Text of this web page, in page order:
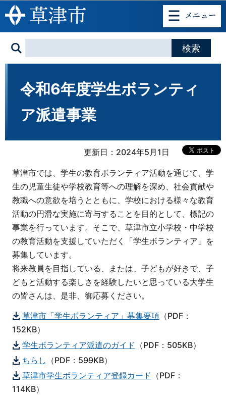
このページの本文へ移動
令和6年度学生ボランティ
ア派遣事業
更新日：2024年5月1日
草津市では、学生の教育ボランティア活動を通じて、学
生の児童生徒や学校教育等への理解を深め、社会貢献や
教職への意欲を培うとともに、学校における様々な教育
活動の円滑な実施に寄与することを目的として、標記の
事業を行っています。そこで、草津市立小学校・中学校
の教育活動を支援していただく「学生ボランティア」を
募集しています。
将来教員を目指している、または、子どもが好きで、子
どもと活動する楽しさを経験したいと思っている大学生
の皆さんは、是非、御応募ください。
草津市「学生ボランティア」募集要項（PDF：
152KB）
学生ボランティア派遣のガイド （PDF：505KB）
ちらし （PDF：599KB）
草津市学生ボランティア登録カード （PDF：
114KB）